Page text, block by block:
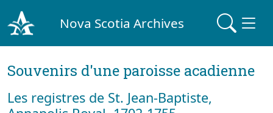
Nova Scotia Archives
Souvenirs d'une paroisse acadienne
Les registres de St. Jean-Baptiste,